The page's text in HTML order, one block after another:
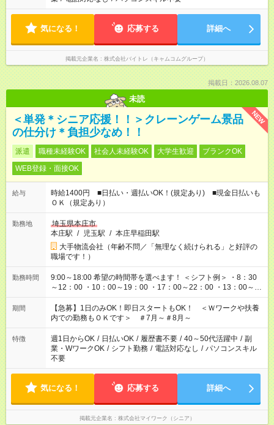
気になる！ 応募する 詳細へ
掲載元企業名 株式会社バイトレ（キャムコムグループ）
掲載日：2026.08.07
未読
NEW
＜単発＊シニア応援！！＞クレーンゲーム景品
の仕分け＊負担少なめ！！
派遣 職種未経験OK 社会人未経験OK 大学生歓迎
ブランクOK
WEB登録・面接OK
給与
時給1400円 ■日払い・週払いOK！(規定あり) ■現金日払いも
ＯＫ（規定あり）
勤務地
埼玉県本庄市
本庄駅 / 児玉駅 / 本庄早稲田駅
大手物流会社（年齢不問／「無理なく続けられる」と好評の
職場です！）
勤務時間
9:00～18:00 希望の時間帯を選べます！ ＜シフト例＞ ・8：30
～12：00 ・10：00～19：00 ・17：00～22：00 ・13：00～
22：00 ・22：00～翌6：00 など
期間
【急募】1日のみOK！即日スタートもOK！ ＜Ｗワークや扶養
内での勤務もＯＫです＞ ＃7月～＃8月～
特徴 週1日からOK / 日払いOK / 履歴書不要 / 40～50代活躍中 / 副
業・WワークOK / シフト勤務 / 電話対応なし / パソコンスキル
不要
気になる！ 応募する 詳細へ
掲載元企業名 株式会社マイワーク（シニア）